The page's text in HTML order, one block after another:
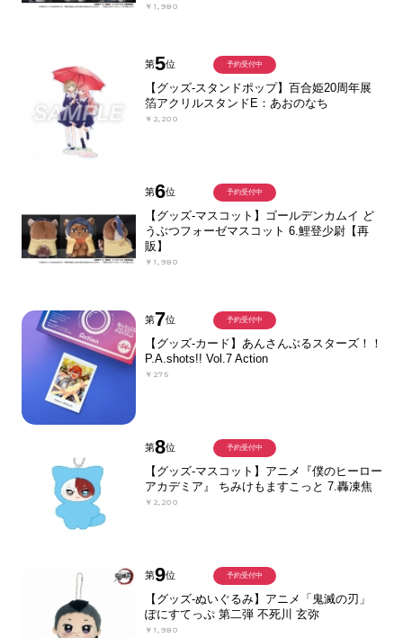
￥1,980
第5位
【グッズ-スタンドポップ】百合姫20周年展
箔アクリルスタンドE：あおのなち
￥2,200
予約受付中
第6位
【グッズ-マスコット】ゴールデンカムイ ど
うぶつフォーゼマスコット 6.鯉登少尉【再
販】
￥1,980
予約受付中
第7位
【グッズ-カード】あんさんぶるスターズ！！
P.A.shots!! Vol.7 Action
￥275
予約受付中
第8位
【グッズ-マスコット】アニメ『僕のヒーロー
アカデミア』 ちみけもますこっと 7.轟凍焦
￥2,200
予約受付中
第9位
【グッズ-ぬいぐるみ】アニメ「鬼滅の刃」
ぽにすてっぷ 第二弾 不死川 玄弥
￥1,980
予約受付中